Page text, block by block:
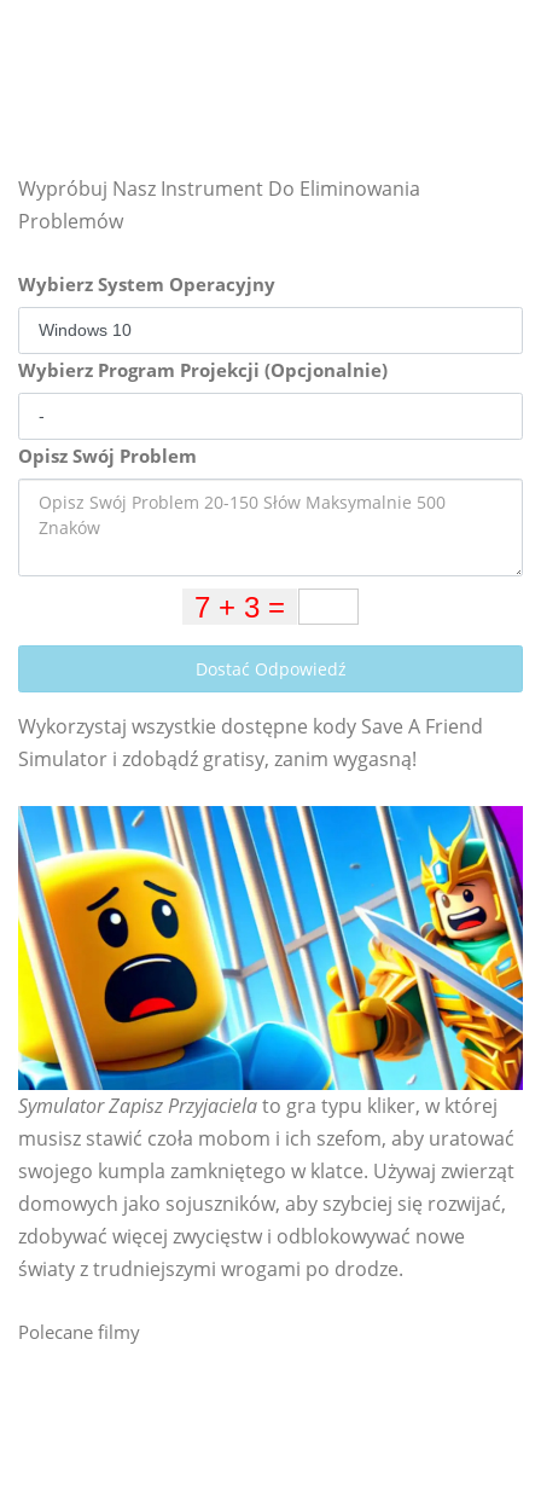
Wypróbuj Nasz Instrument Do Eliminowania
Problemów
Wybierz System Operacyjny
Wybierz Program Projekcji (Opcjonalnie)
Opisz Swój Problem
Dostać Odpowiedź
Wykorzystaj wszystkie dostępne kody Save A Friend
Simulator i zdobądź gratisy, zanim wygasną!
Symulator Zapisz Przyjacielato gra typu kliker, w której
musisz stawić czoła mobom i ich szefom, aby uratować
swojego kumpla zamkniętego w klatce. Używaj zwierząt
domowych jako sojuszników, aby szybciej się rozwijać,
zdobywać więcej zwycięstw i odblokowywać nowe
światy z trudniejszymi wrogami po drodze.
Polecane filmy